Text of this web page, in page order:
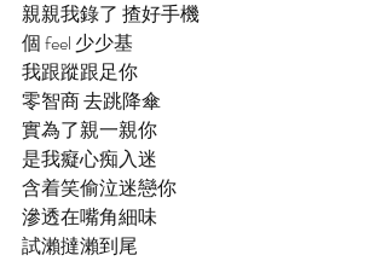
親親我錄了 揸好手機
個 feel 少少基
我跟蹤跟足你
零智商 去跳降傘
實為了親一親你
是我癡心痴入迷
含着笑偷泣迷戀你
滲透在嘴角細味
試瀨撻瀨到尾